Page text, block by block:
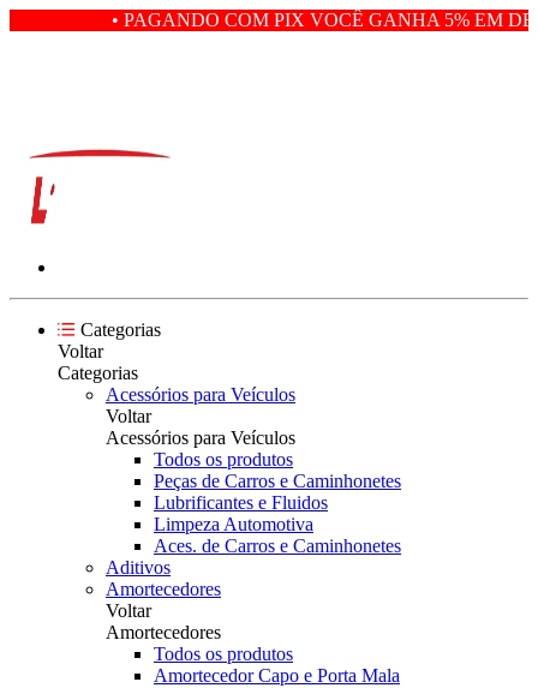
• PAGANDO COM PIX VOCÊ GANHA 5% EM
Categorias
Voltar
Categorias
Acessórios para Veículos
Voltar
Acessórios para Veículos
Todos os produtos
Peças de Carros e Caminhonetes
Lubrificantes e Fluidos
Limpeza Automotiva
Aces. de Carros e Caminhonetes
Aditivos
Amortecedores
Voltar
Amortecedores
Todos os produtos
Amortecedor Capo e Porta Mala